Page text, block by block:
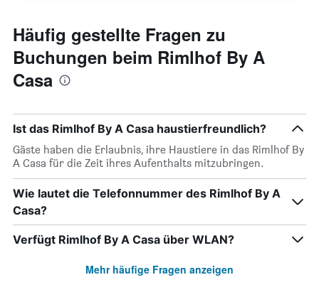
Häufig gestellte Fragen zu
Buchungen beim Rimlhof By A
Casa
Ist das Rimlhof By A Casa haustierfreundlich?
Gäste haben die Erlaubnis, ihre Haustiere in das Rimlhof By
A Casa für die Zeit ihres Aufenthalts mitzubringen.
Wie lautet die Telefonnummer des Rimlhof By A
Casa?
Verfügt Rimlhof By A Casa über WLAN?
Mehr häufige Fragen anzeigen